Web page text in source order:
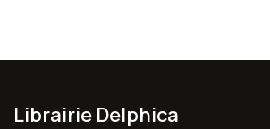
Librairie Delphica